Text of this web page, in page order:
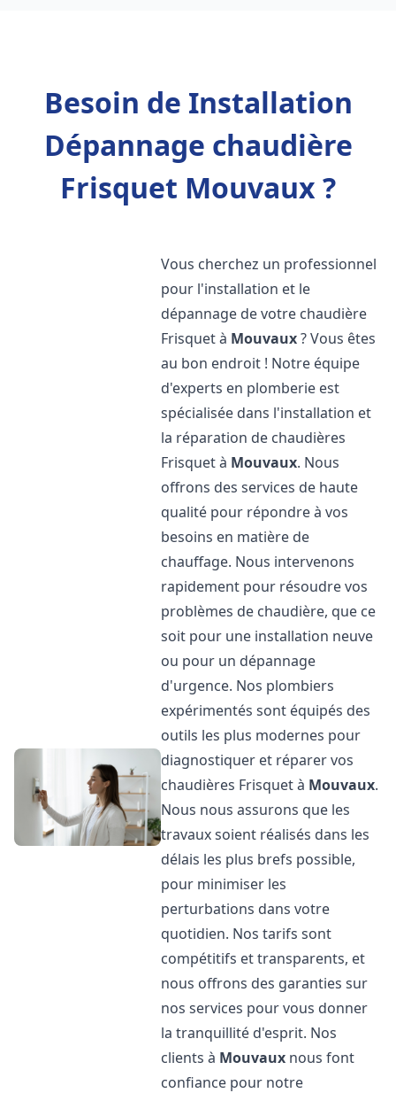
Besoin de Installation
Dépannage chaudière
Frisquet Mouvaux ?
Vous cherchez un professionnel
pour l'installation et le
dépannage de votre chaudière
Frisquet à Mouvaux? Vous êtes
au bon endroit ! Notre équipe
d'experts en plomberie est
spécialisée dans l'installation et
la réparation de chaudières
Frisquet à Mouvaux. Nous
offrons des services de haute
qualité pour répondre à vos
besoins en matière de
chauffage. Nous intervenons
rapidement pour résoudre vos
problèmes de chaudière, que ce
soit pour une installation neuve
ou pour un dépannage
d'urgence. Nos plombiers
expérimentés sont équipés des
outils les plus modernes pour
diagnostiquer et réparer vos
chaudières Frisquet à Mouvaux.
Nous nous assurons que les
travaux soient réalisés dans les
délais les plus brefs possible,
pour minimiser les
perturbations dans votre
quotidien. Nos tarifs sont
compétitifs et transparents, et
nous offrons des garanties sur
nos services pour vous donner
la tranquillité d'esprit. Nos
clients à Mouvaux nous font
confiance pour notre